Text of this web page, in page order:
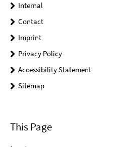
Internal
Contact
Imprint
Privacy Policy
Accessibility Statement
Sitemap
This Page